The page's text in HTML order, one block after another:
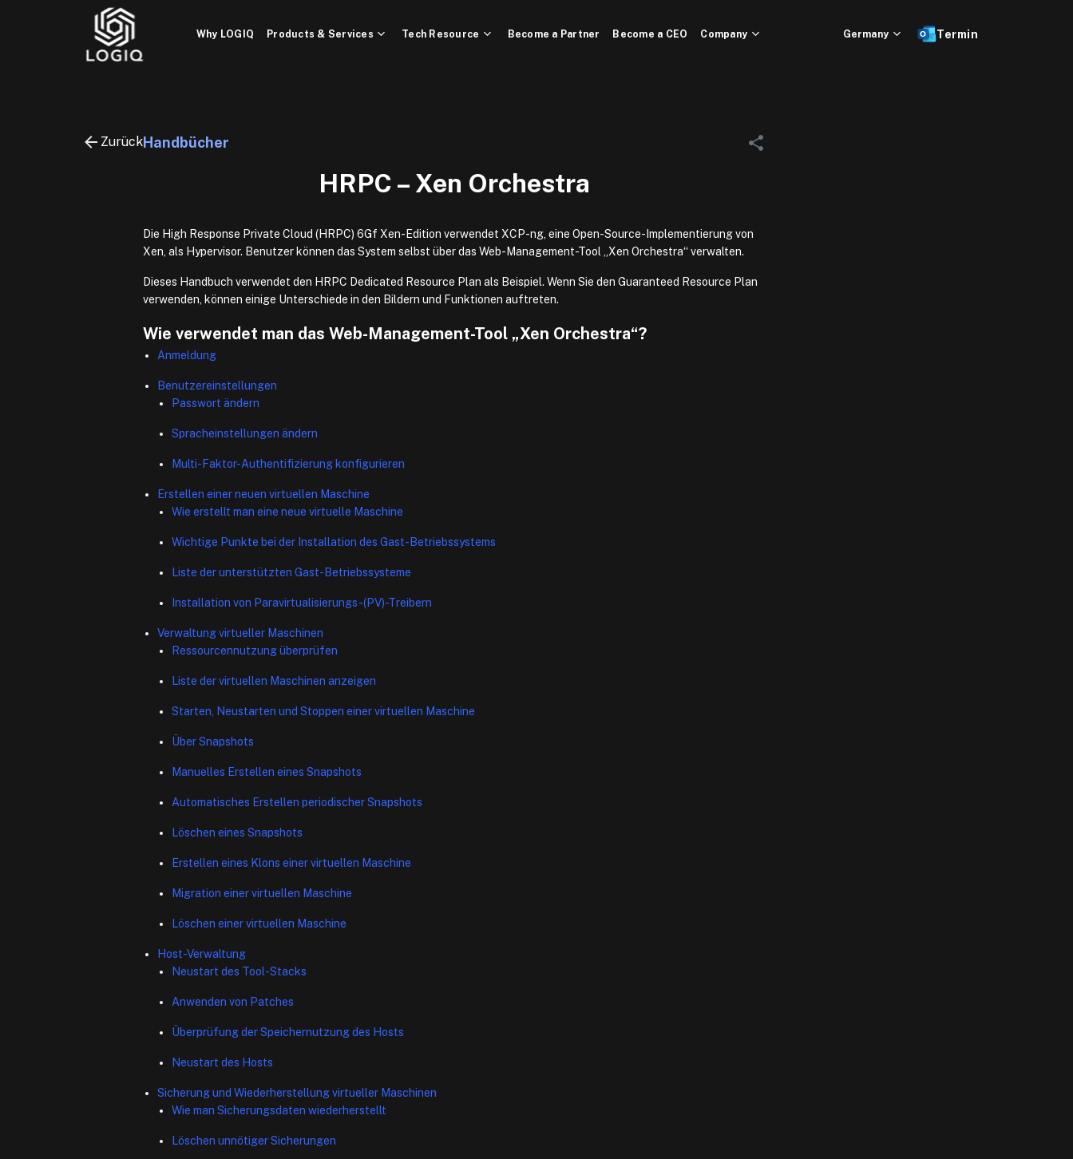
Why LOGIQ Products & Services Tech Resource Become a Partner Become a CEO Company Germany Termin
ZurückHandbücher
HRPC – Xen Orchestra
Die High Response Private Cloud (HRPC) 6Gf Xen-Edition verwendet XCP-ng, eine Open-Source-Implementierung von
Xen, als Hypervisor. Benutzer können das System selbst über das Web-Management-Tool „Xen Orchestra“ verwalten.
Dieses Handbuch verwendet den HRPC Dedicated Resource Plan als Beispiel. Wenn Sie den Guaranteed Resource Plan
verwenden, können einige Unterschiede in den Bildern und Funktionen auftreten.
Wie verwendet man das Web-Management-Tool „Xen Orchestra“?
Anmeldung
Benutzereinstellungen
Passwort ändern
Spracheinstellungen ändern
Multi-Faktor-Authentifizierung konfigurieren
Erstellen einer neuen virtuellen Maschine
Wie erstellt man eine neue virtuelle Maschine
Wichtige Punkte bei der Installation des Gast-Betriebssystems
Liste der unterstützten Gast-Betriebssysteme
Installation von Paravirtualisierungs-(PV)-Treibern
Verwaltung virtueller Maschinen
Ressourcennutzung überprüfen
Liste der virtuellen Maschinen anzeigen
Starten, Neustarten und Stoppen einer virtuellen Maschine
Über Snapshots
Manuelles Erstellen eines Snapshots
Automatisches Erstellen periodischer Snapshots
Löschen eines Snapshots
Erstellen eines Klons einer virtuellen Maschine
Migration einer virtuellen Maschine
Löschen einer virtuellen Maschine
Host-Verwaltung
Neustart des Tool-Stacks
Anwenden von Patches
Überprüfung der Speichernutzung des Hosts
Neustart des Hosts
Sicherung und Wiederherstellung virtueller Maschinen
Wie man Sicherungsdaten wiederherstellt
Löschen unnötiger Sicherungen